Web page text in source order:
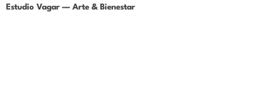
Estudio Vagar — Arte & Bienestar